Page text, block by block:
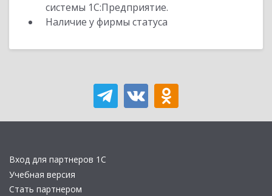
системы 1С:Предприятие.
Наличие у фирмы статуса
Вход для партнеров 1С
Учебная версия
Стать партнером